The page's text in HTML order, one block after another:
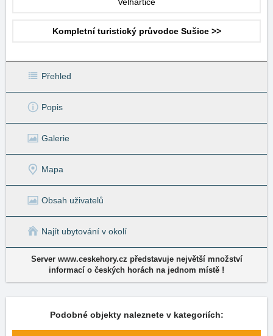
Kompletní turistický průvodce Sušice >>
Přehled
Popis
Galerie
Mapa
Obsah uživatelů
Najít ubytování v okolí
Server www.ceskehory.cz představuje největší množství
informací o českých horách na jednom místě !
Podobné objekty naleznete v kategoriích: